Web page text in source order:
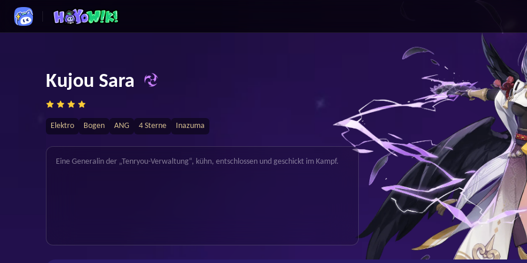
Kujou Sara
Elektro Bogen ANG 4 Sterne Inazuma
Eine Generalin der „Tenryou-Verwaltung“, kühn, entschlossen und geschickt im Kampf.